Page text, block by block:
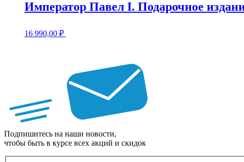
Император Павел I. Подарочное
16 990,00 ₽
Подпишитесь на наши новости,
чтобы быть в курсе всех акций и скидок